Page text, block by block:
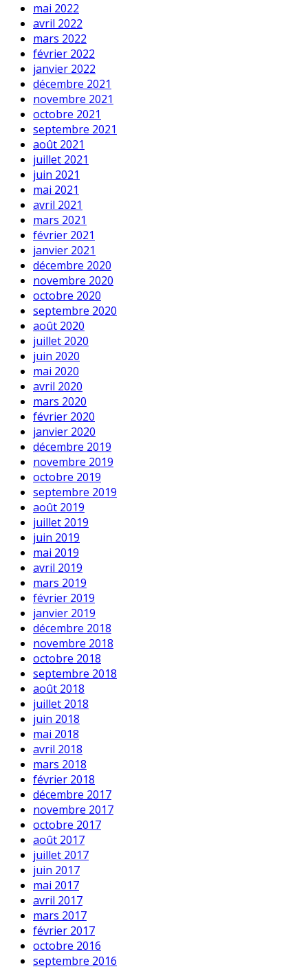
mai 2022
avril 2022
mars 2022
février 2022
janvier 2022
décembre 2021
novembre 2021
octobre 2021
septembre 2021
août 2021
juillet 2021
juin 2021
mai 2021
avril 2021
mars 2021
février 2021
janvier 2021
décembre 2020
novembre 2020
octobre 2020
septembre 2020
août 2020
juillet 2020
juin 2020
mai 2020
avril 2020
mars 2020
février 2020
janvier 2020
décembre 2019
novembre 2019
octobre 2019
septembre 2019
août 2019
juillet 2019
juin 2019
mai 2019
avril 2019
mars 2019
février 2019
janvier 2019
décembre 2018
novembre 2018
octobre 2018
septembre 2018
août 2018
juillet 2018
juin 2018
mai 2018
avril 2018
mars 2018
février 2018
décembre 2017
novembre 2017
octobre 2017
août 2017
juillet 2017
juin 2017
mai 2017
avril 2017
mars 2017
février 2017
octobre 2016
septembre 2016